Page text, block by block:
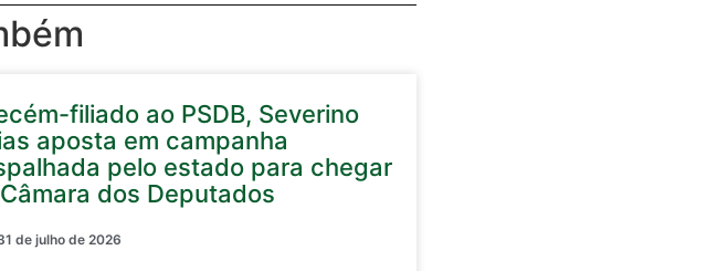
filiado ao PSDB, Severino
aposta em campanha
pelo estado para chegar
dos Deputados
de julho de 2026